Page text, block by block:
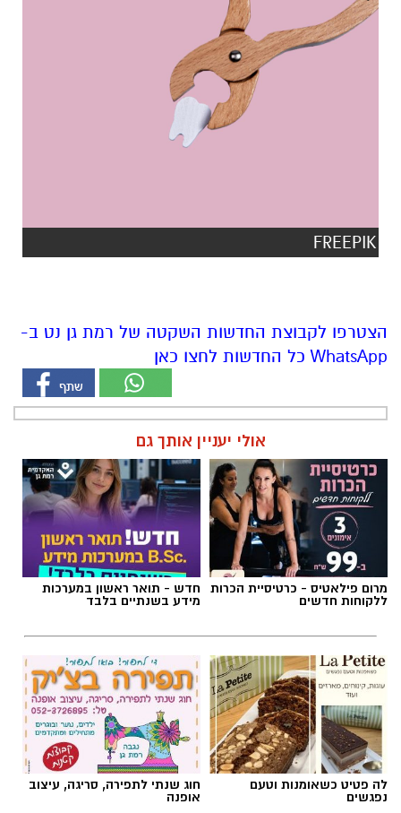
FREEPIK
הצטרפו לקבוצת החדשות השקטה של רמת גן נט ב-
WhatsApp כל החדשות לחצו כאן
אולי יעניין אותך גם
מרום פילאטיס - כרטיסיית הכרות
ללקוחות חדשים
חדש - תואר ראשון במערכות
מידע בשנתיים בלבד
לה פטיט כשאומנות וטעם
נפגשים
חוג שנתי לתפירה, סריגה, עיצוב
אופנה